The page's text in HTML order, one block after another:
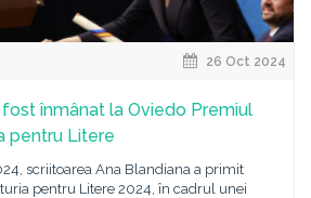
26 Oct 2024
înmânat la Oviedo Premiul
pentru Litere
scriitoarea Ana Blandiana a primit
pentru Litere 2024, în cadrul unei